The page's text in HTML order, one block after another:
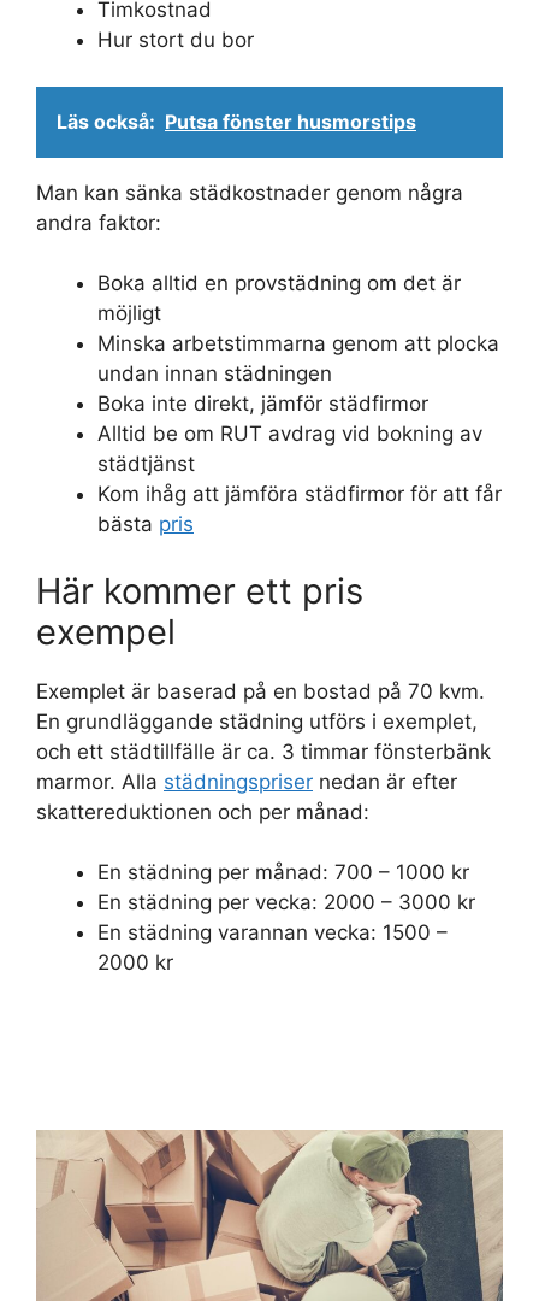
Timkostnad
Hur stort du bor
Läs också: Putsa fönster husmorstips
Man kan sänka städkostnader genom några
andra faktor:
Boka alltid en provstädning om det är
möjligt
Minska arbetstimmarna genom att plocka
undan innan städningen
Boka inte direkt, jämför städfirmor
Alltid be om RUT avdrag vid bokning av
städtjänst
Kom ihåg att jämföra städfirmor för att får
bästa pris
Här kommer ett pris
exempel
Exemplet är baserad på en bostad på 70 kvm.
En grundläggande städning utförs i exemplet,
och ett städtillfälle är ca. 3 timmar fönsterbänk
marmor. Alla städningspriser nedan är efter
skattereduktionen och per månad:
En städning per månad: 700 – 1000 kr
En städning per vecka: 2000 – 3000 kr
En städning varannan vecka: 1500 –
2000 kr